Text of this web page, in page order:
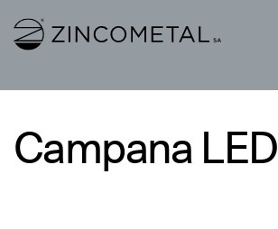
Link to homepage
Campana LED